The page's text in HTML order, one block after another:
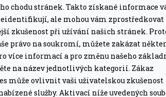
chodu stránek. Takto získané informace
ale mohou vám zprostředkovat
zkušenost při užívání našich stránek.
právo na soukromí, můžete zakázat
více informací a pro změnu našeho
na název jednotlivých kategorií. Zákaz
může ovlivnit vaši uživatelskou zkušenost
služby. Aktivací níže uvedených
dárek
PROFESIONÁLNÍ
Poradíme online